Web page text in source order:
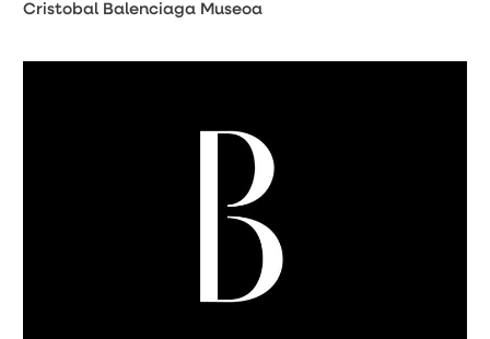
Cristobal Balenciaga Museoa